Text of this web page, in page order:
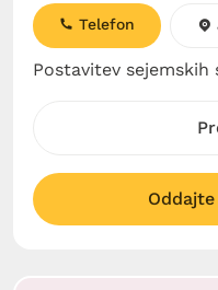
Postavitev sejemskih
Telefon